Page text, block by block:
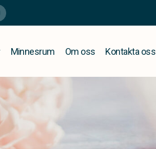
Minnesrum Om oss Kontakta oss